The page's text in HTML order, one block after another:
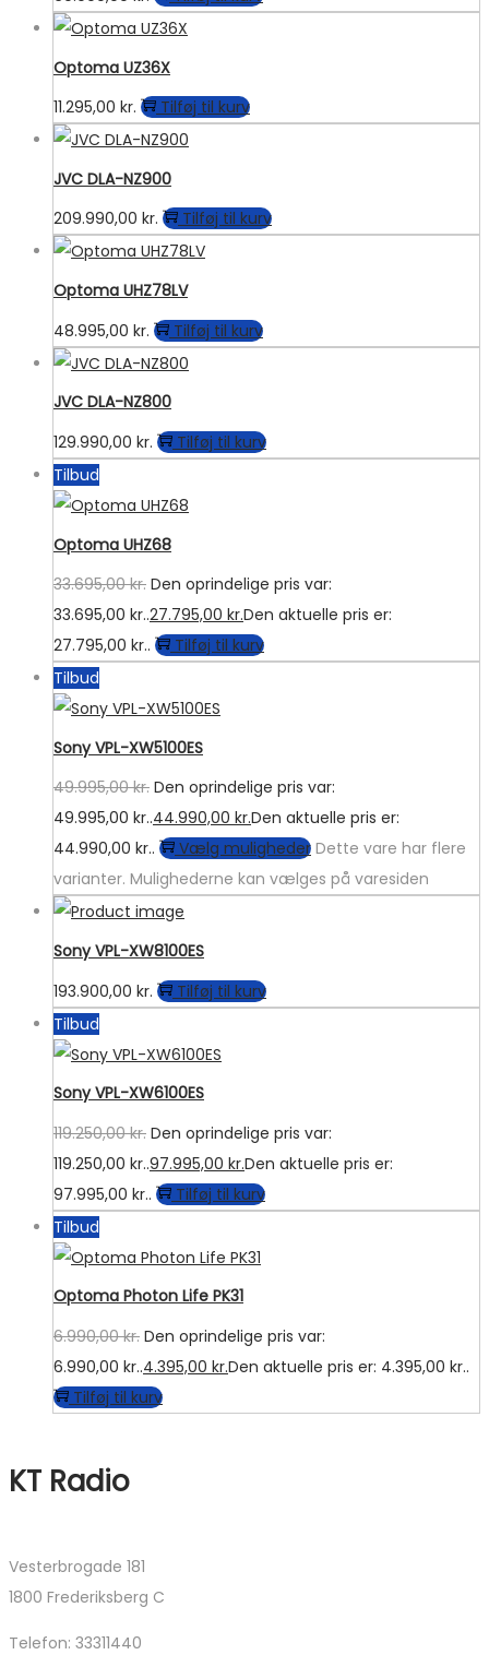
Optoma UZ36X
11.295,00 kr. Tilføj til kurv
JVC DLA-NZ900
209.990,00 kr. Tilføj til kurv
Optoma UHZ78LV
48.995,00 kr. Tilføj til kurv
JVC DLA-NZ800
129.990,00 kr.
Tilføj til kurv
Tilbud
Optoma UHZ68
33.695,00kr. Den oprindelige pris var:
33.695,00 kr..27.795,00 kr.Den aktuelle pris er:
27.795,00 kr..
Tilføj til kurv
Tilbud
Sony VPL-XW5100ES
49.995,00kr. Den oprindelige pris var:
49.995,00 kr..44.990,00 kr.Den aktuelle pris er:
44.990,00 kr..
Vælg muligheder Dette vare har flere
varianter. Mulighederne kan vælges på varesiden
Sony VPL-XW8100ES
193.900,00 kr.
Tilføj til kurv
Tilbud
Sony VPL-XW6100ES
119.250,00kr. Den oprindelige pris var:
119.250,00 kr..97.995,00 kr.Den aktuelle pris er:
97.995,00 kr..
Tilføj til kurv
Tilbud
Optoma Photon Life PK31
6.990,00kr. Den oprindelige pris var:
6.990,00 kr..4.395,00 kr.Den aktuelle pris er: 4.395,00 kr..
Tilføj til kurv
KT Radio
Vesterbrogade 181
1800 Frederiksberg C
Telefon: 33311440